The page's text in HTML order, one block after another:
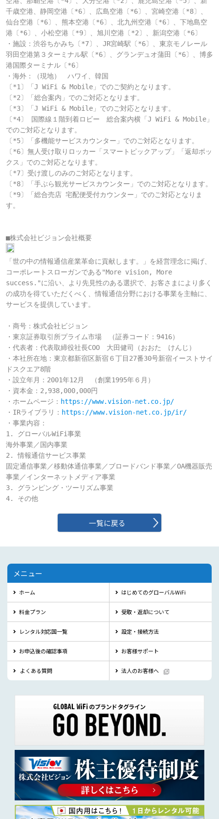
千歳空港、静岡空港〔*6〕、広島空港〔*6〕、宮崎空港〔*8〕、
仙台空港〔*6〕、熊本空港〔*6〕、北九州空港〔*6〕、下地島空
港〔*6〕、小松空港〔*9〕、旭川空港〔*2〕、新潟空港〔*6〕
・施設：渋谷ちかみち〔*7〕、JR宮崎駅〔*6〕、東京モノレール
羽田空港第３ターミナル駅〔*6〕、グランデュオ蒲田〔*6〕、博多
港国際ターミナル〔*6〕
・海外：（現地）　ハワイ、韓国
〔*1〕「J WiFi & Mobile」でのご契約となります。
〔*2〕「総合案内」でのご対応となります。
〔*3〕「J WiFi & Mobile」でのご対応となります。
〔*4〕 国際線１階到着ロビー　総合案内横「J WiFi & Mobile」
でのご対応となります。
〔*5〕「多機能サービスカウンター」でのご対応となります。
〔*6〕無人受け取りロッカー「スマートピックアップ」「返却ボッ
クス」でのご対応となります。
〔*7〕受け渡しのみのご対応となります。
〔*8〕「手ぶら観光サービスカウンター」でのご対応となります。
〔*9〕「総合売店 宅配便受付カウンター」でのご対応となりま
す。
■株式会社ビジョン会社概要
「世の中の情報通信産業革命に貢献します。」を経営理念に掲げ、
コーポレートスローガンである"More vision, More
success."に沿い、より先見性のある選択で、お客さまにより多く
の成功を得ていただくべく、情報通信分野における事業を主軸に、
サービスを提供しています。
・商号：株式会社ビジョン
・東京証券取引所プライム市場　（証券コード：9416）
・代表者：代表取締役社長COO　大田健司（おおた　けんじ）
・本社所在地：東京都新宿区新宿６丁目27番30号新宿イーストサイ
ドスクエア8階
・設立年月：2001年12月　（創業1995年６月）
・資本金：2,938,000,000円
・ホームページ： https://www.vision-net.co.jp/
・IRライブラリ： https://www.vision-net.co.jp/ir/
・事業内容：
1. グローバルWiFi事業
海外事業／国内事業
2. 情報通信サービス事業
固定通信事業／移動体通信事業／ブロードバンド事業／OA機器販売
事業／インターネットメディア事業
3. グランピング・ツーリズム事業
4. その他
一覧に戻る
メニュー
ホーム はじめてのグローバルWiFi
料金プラン 受取・返却について
レンタル対応国一覧 設定・接続方法
お申込後の確認事項 お客様サポート
よくある質問 法人のお客様へ